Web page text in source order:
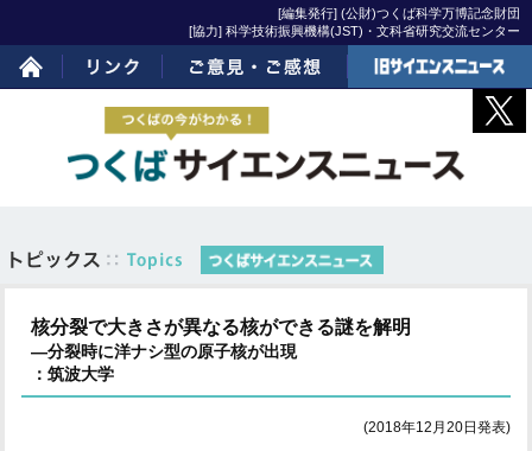
[編集発行] (公財)つくば科学万博記念財団
[協力] 科学技術振興機構(JST)・文科省研究交流センター
ホーム リンク ご意見・ご感想
旧サイエンスニュー
核分裂で大きさが異なる核ができる謎を解明
―分裂時に洋ナシ型の原子核が出現
：筑波大学
(2018年12月20日発表)